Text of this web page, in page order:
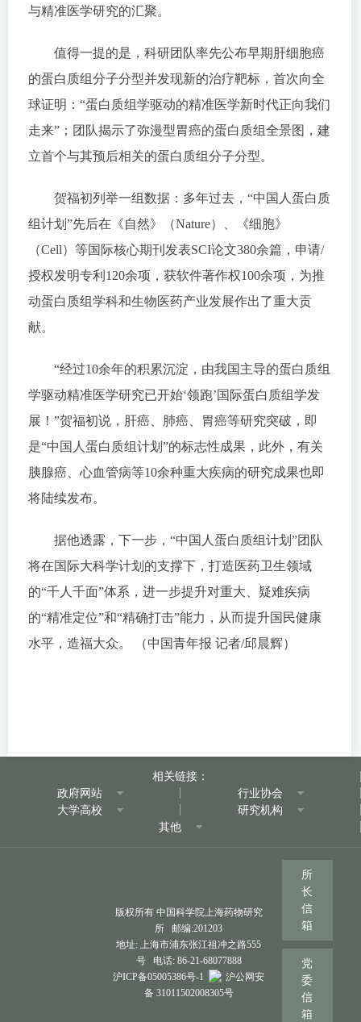
与精准医学研究的汇聚。
值得一提的是，科研团队率先公布早期肝细胞癌
的蛋白质组分子分型并发现新的治疗靶标，首次向全
球证明：“蛋白质组学驱动的精准医学新时代正向我们
走来”；团队揭示了弥漫型胃癌的蛋白质组全景图，建
立首个与其预后相关的蛋白质组分子分型。
贺福初列举一组数据：多年过去，“中国人蛋白质
组计划”先后在《自然》（Nature）、《细胞》
（Cell）等国际核心期刊发表SCI论文380余篇，申请/
授权发明专利120余项，获软件著作权100余项，为推
动蛋白质组学科和生物医药产业发展作出了重大贡
献。
“经过10余年的积累沉淀，由我国主导的蛋白质组
学驱动精准医学研究已开始‘领跑’国际蛋白质组学发
展！”贺福初说，肝癌、肺癌、胃癌等研究突破，即
是“中国人蛋白质组计划”的标志性成果，此外，有关
胰腺癌、心血管病等10余种重大疾病的研究成果也即
将陆续发布。
据他透露，下一步，“中国人蛋白质组计划”团队
将在国际大科学计划的支撑下，打造医药卫生领域
的“千人千面”体系，进一步提升对重大、疑难疾病
的“精准定位”和“精确打击”能力，从而提升国民健康
水平，造福大众。 （中国青年报 记者/邱晨辉）
相关链接：
政府网站
行业协会
大学高校
研究机构
其他
版权所有 中国科学院上海药物研究
所 邮编:201203
地址: 上海市浦东张江祖冲之路555
号 电话: 86-21-68077888
沪ICP备05005386号-1
沪公网安
备 31011502008305号
所
长
信
箱
党
委
信
箱